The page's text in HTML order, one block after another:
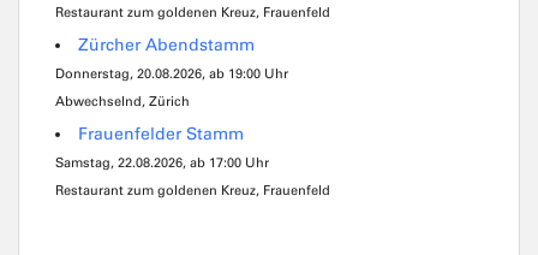
Restaurant zum goldenen Kreuz, Frauenfeld
Zürcher Abendstamm
Donnerstag, 20.08.2026, ab 19:00 Uhr
Abwechselnd, Zürich
Frauenfelder Stamm
Samstag, 22.08.2026, ab 17:00 Uhr
Restaurant zum goldenen Kreuz, Frauenfeld